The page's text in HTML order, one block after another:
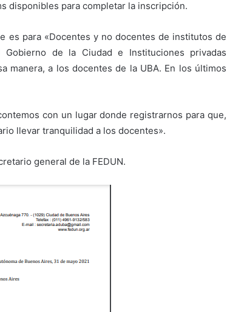
disponibles para completar la inscripción.
es para «Docentes y no docentes de institutos de
de la Ciudad e Instituciones privadas
manera, a los docentes de la UBA. En los últimos
con un lugar donde registrarnos para que,
llevar tranquilidad a los docentes».
general de la FEDUN.